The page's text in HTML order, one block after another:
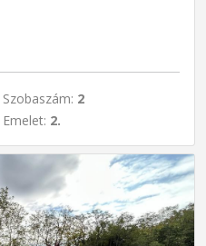
Szobaszám: 2
Emelet: 2.